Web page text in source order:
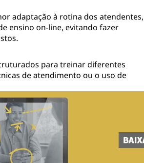
adaptação à rotina dos atendentes,
ensino on-line, evitando fazer
para treinar diferentes
de atendimento ou o uso de